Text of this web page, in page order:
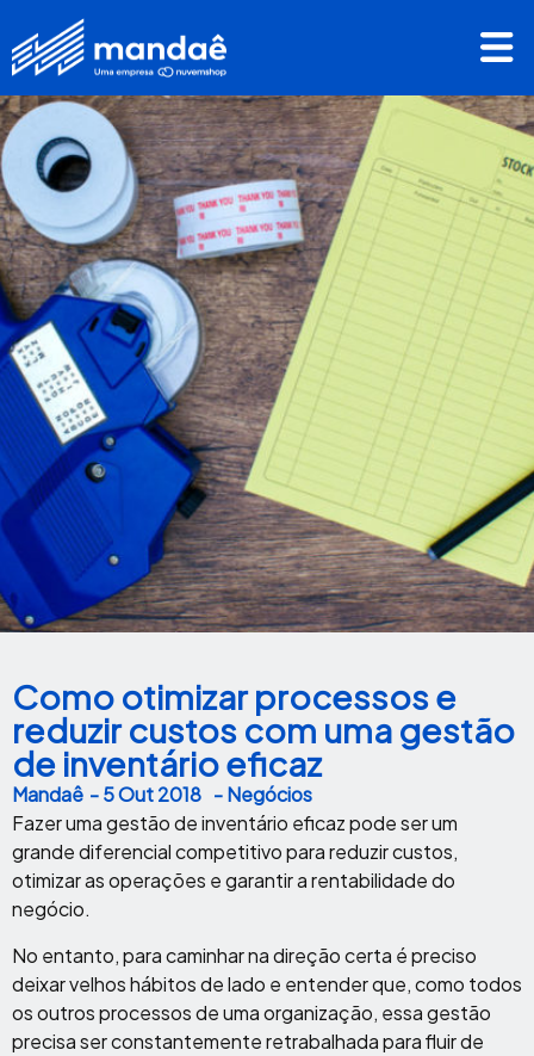
Como otimizar processos e
reduzir custos com uma gestão
de inventário eficaz
Mandaê -5 Out 2018 - Negócios
Fazer uma gestão de inventário eficaz pode ser um
grande diferencial competitivo para reduzir custos,
otimizar as operações e garantir a rentabilidade do
negócio.
No entanto, para caminhar na direção certa é preciso
deixar velhos hábitos de lado e entender que, como todos
os outros processos de uma organização, essa gestão
precisa ser constantemente retrabalhada para fluir de